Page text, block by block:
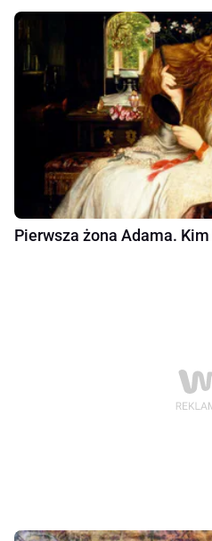
Pierwsza żona Adama.